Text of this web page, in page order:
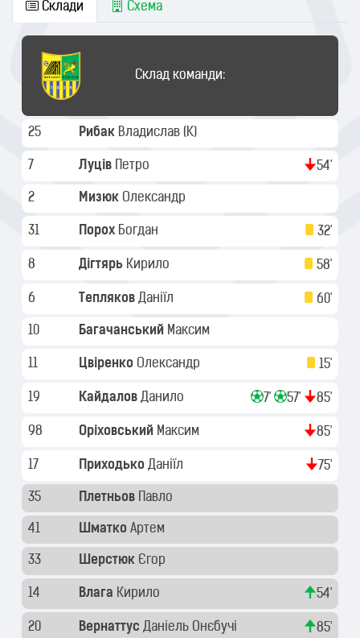
Склади Схема
Склад команди:
25 Рибак Владислав (K)
7 Луців Петро 54'
2 Мизюк Олександр
31 Порох Богдан 32'
8 Дігтярь Кирило 58'
6 Тепляков Даніїл 60'
10 Багачанський Максим
11 Цвіренко Олександр 15'
19 Кайдалов Данило 7' 57' 85'
98 Оріховський Максим 85'
17 Приходько Даніїл 75'
35 Плетньов Павло
41 Шматко Артем
33 Шерстюк Єгор
14 Влага Кирило 54'
20 Вернаттус Даніель Онєбучі 85'